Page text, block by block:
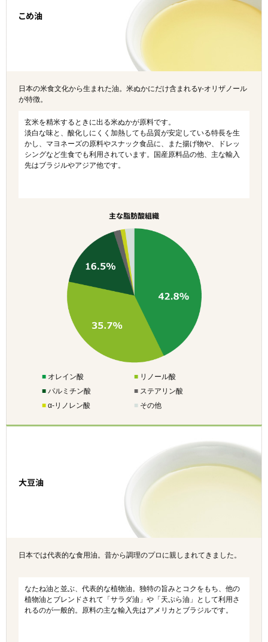
こめ油
日本の米食文化から生まれた油。米ぬかにだけ含まれるγ-オリザノール
が特徴。
玄米を精米するときに出る米ぬかが原料です。
淡白な味と、酸化しにくく加熱しても品質が安定している特長を生
かし、マヨネーズの原料やスナック食品に、また揚げ物や、ドレッ
シングなど生食でも利用されています。国産原料品の他、主な輸入
先はブラジルやアジア他です。
主な脂肪酸組織
■オレイン酸 ■リノール酸
■パルミチン酸 ■ステアリン酸
■α-リノレン酸 ■ その他
大豆油
日本では代表的な食用油。昔から調理のプロに親しまれてきました。
なたね油と並ぶ、代表的な植物油。独特の旨みとコクをもち、他の
植物油とブレンドされて「サラダ油」や「天ぷら油」として利用さ
れるのが一般的。原料の主な輸入先はアメリカとブラジルです。